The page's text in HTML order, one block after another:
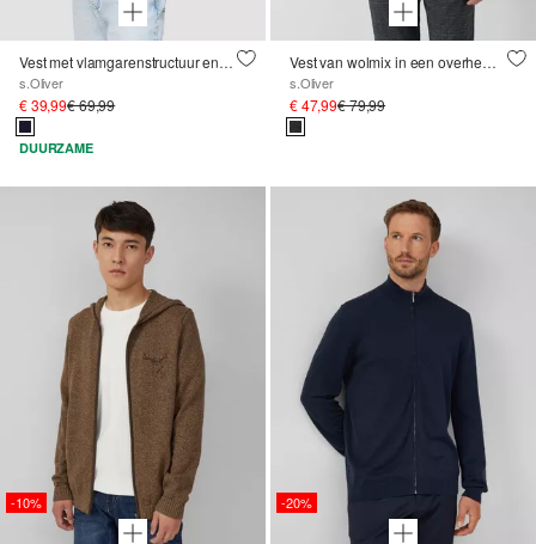
Vest met vlamgarenstructuur en opstaande kraag
s.Oliver
€ 39,99€ 69,99
DUURZAME
Vest van wolmix in een overhemdstijl
s.Oliver
€ 47,99€ 79,99
-10% -20%